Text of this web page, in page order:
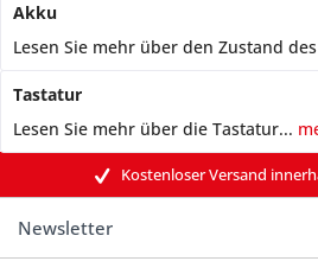
Akku
Lesen Sie mehr über den Zustand
Tastatur
Lesen Sie mehr über die Tastatur...
Kostenloser Versand
Newsletter